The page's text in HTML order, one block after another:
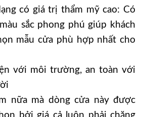
có giá trị thẩm mỹ cao: Có
sắc phong phú giúp khách
mẫu cửa phù hợp nhất cho
với môi trường, an toàn với
mà dòng cửa này được